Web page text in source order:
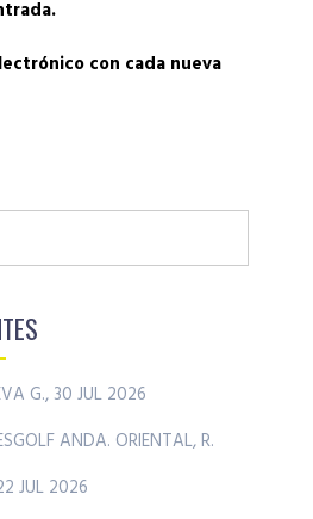
con cada nueva
G., 30 JUL 2026
ANDA. ORIENTAL, R.
JUL 2026